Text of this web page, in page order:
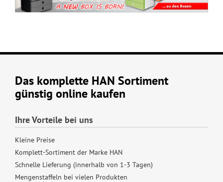
Das komplette HAN Sortiment
günstig online kaufen
Ihre Vorteile bei uns
Kleine Preise
Komplett-Sortiment der Marke HAN
Schnelle Lieferung (innerhalb von 1-3 Tagen)
Mengenstaffeln bei vielen Produkten